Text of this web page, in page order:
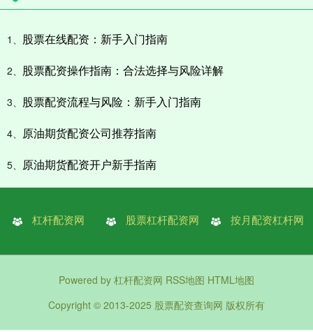
1、 股票在线配资：新手入门指南
2、 股票配资操作指南：合法选择与风险详解
3、 股票配资流程与风险：新手入门指南
4、 原油期货配资公司推荐指南
5、 原油期货配资开户新手指南
杠杆配资网 股票杠杆配资网 按月配资杠杆网
Powered by 杠杆配资网 RSS地图 HTML地图
Copyright © 2013-2025 股票配资查询网 版权所有